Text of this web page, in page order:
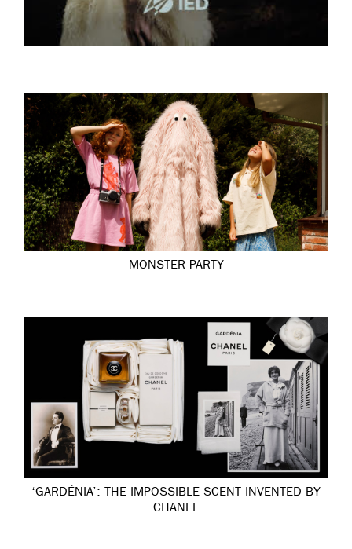
MONSTER PARTY
‘GARDÉNIA’: THE IMPOSSIBLE SCENT INVENTED BY
CHANEL